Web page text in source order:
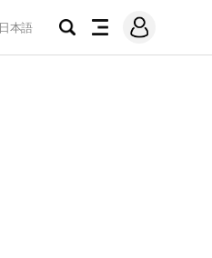
日本語
검
전
메
그